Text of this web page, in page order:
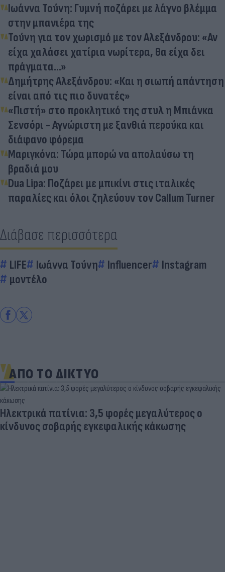
Ιωάννα Τούνη: Γυμνή ποζάρει με λάγνο βλέμμα
στην μπανιέρα της
Τούνη για τον χωρισμό με τον Αλεξάνδρου: «Αν
είχα χαλάσει χατίρια νωρίτερα, θα είχα δει
πράγματα...»
Δημήτρης Αλεξάνδρου: «Και η σιωπή απάντηση
είναι από τις πιο δυνατές»
«Πιστή» στο προκλητικό της στυλ η Μπιάνκα
Σενσόρι - Αγνώριστη με ξανθιά περούκα και
διάφανο φόρεμα
Μαριγκόνα: Τώρα μπορώ να απολαύσω τη
βραδιά μου
Dua Lipa: Ποζάρει με μπικίνι στις ιταλικές
παραλίες και όλοι ζηλεύουν τον Callum Turner
Διάβασε περισσότερα
LIFE Ιωάννα Τούνη Influencer
Instagram
μοντέλο
ΑΠΟ ΤΟ ΔΙΚΤΥΟ
Ηλεκτρικά πατίνια: 3,5 φορές μεγαλύτερος ο
κίνδυνος σοβαρής εγκεφαλικής κάκωσης